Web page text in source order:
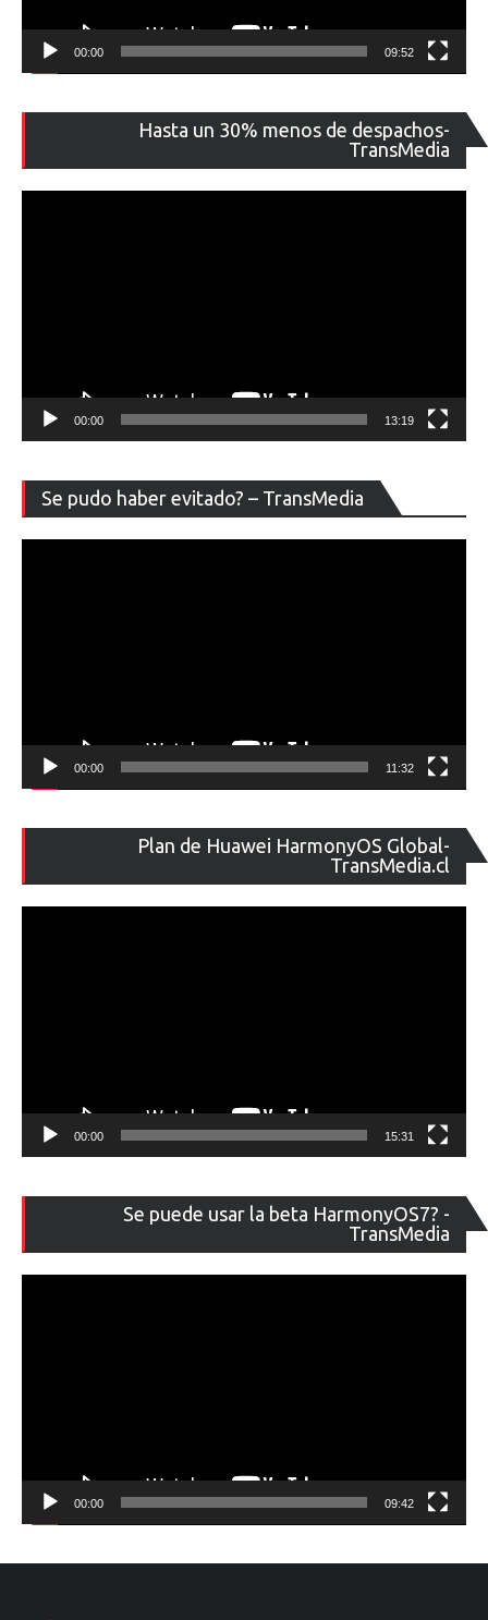
00:00 09:52
Hasta un 30% menos de despachos-
TransMedia
de
00:00 13:19
Se pudo haber evitado? – TransMedia
de
00:00 11:32
Plan de Huawei HarmonyOS Global-
TransMedia.cl
de
00:00 15:31
Se puede usar la beta HarmonyOS7? -
TransMedia
de
00:00 09:42